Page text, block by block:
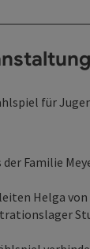
für
der Familie
Helga